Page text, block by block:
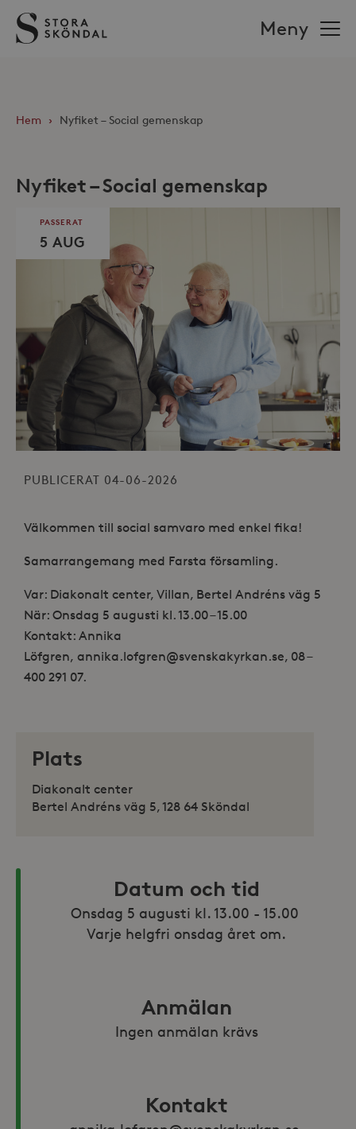
Stora
Sköndal
Meny
Hem › Nyfiket – Social gemenskap
Nyfiket – Social gemenskap
PASSERAT
5 AUG
PUBLICERAT 04-06-2026
Välkommen till social samvaro med enkel fika!
Samarrangemang med Farsta församling.
Var: Diakonalt center, Villan, Bertel Andréns väg 5
När: Onsdag 5 augusti kl. 13.00 – 15.00
Kontakt: Annika
Löfgren, annika.lofgren@svenskakyrkan.se, 08 –
400 291 07.
Plats
Diakonalt center
Bertel Andréns väg 5, 128 64 Sköndal
Datum och tid
Onsdag 5 augusti kl. 13.00 - 15.00
Varje helgfri onsdag året om.
Anmälan
Ingen anmälan krävs
Kontakt